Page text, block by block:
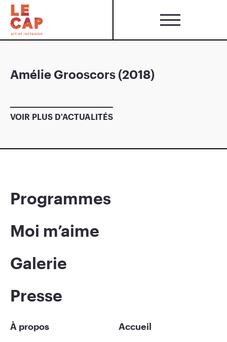
Amélie Grooscors (2018)
VOIR PLUS D'ACTUALITÉS
Programmes
Moi m’aime
Galerie
Presse
À propos
Accueil